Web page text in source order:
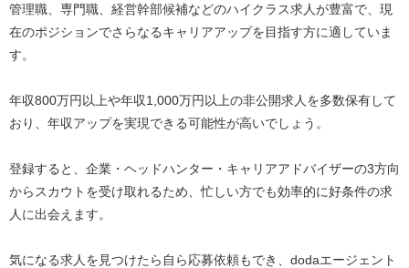
管理職、専門職、経営幹部候補などのハイクラス求人が豊富で、現
在のポジションでさらなるキャリアアップを目指す方に適していま
す。
年収800万円以上や年収1,000万円以上の非公開求人を多数保有して
おり、年収アップを実現できる可能性が高いでしょう。
登録すると、企業・ヘッドハンター・キャリアアドバイザーの3方向
からスカウトを受け取れるため、忙しい方でも効率的に好条件の求
人に出会えます。
気になる求人を見つけたら自ら応募依頼もでき、dodaエージェント